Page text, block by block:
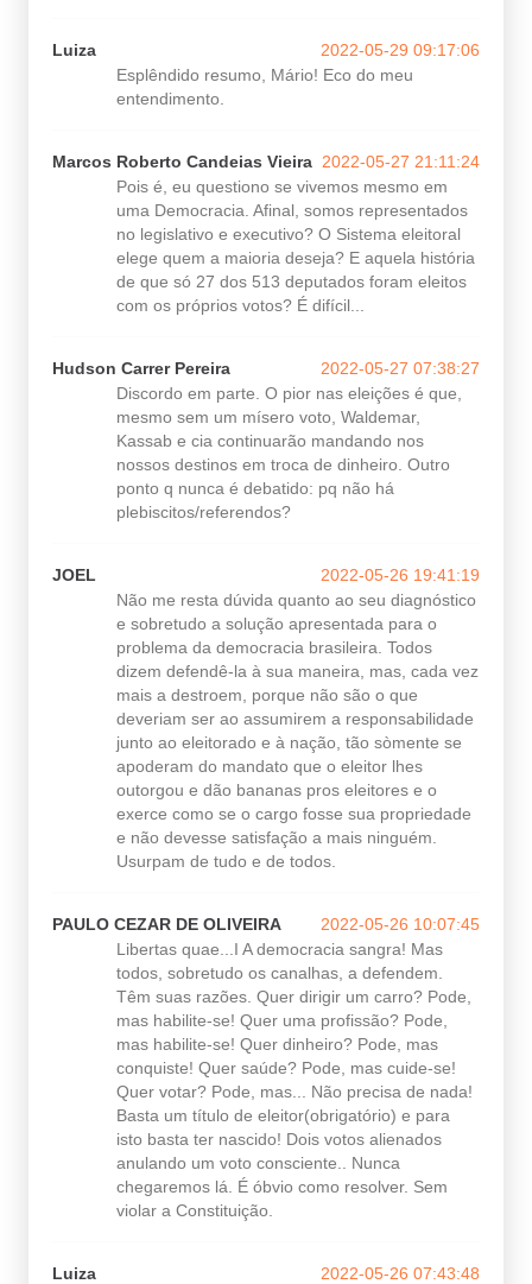
Luiza
2022-05-29 09:17:06
Esplêndido resumo, Mário! Eco do meu
entendimento.
Marcos Roberto Candeias Vieira 2022-05-27 21:11:24
Pois é, eu questiono se vivemos mesmo em
uma Democracia. Afinal, somos representados
no legislativo e executivo? O Sistema eleitoral
elege quem a maioria deseja? E aquela história
de que só 27 dos 513 deputados foram eleitos
com os próprios votos? É difícil...
Hudson Carrer Pereira
2022-05-27 07:38:27
Discordo em parte. O pior nas eleições é que,
mesmo sem um mísero voto, Waldemar,
Kassab e cia continuarão mandando nos
nossos destinos em troca de dinheiro. Outro
ponto q nunca é debatido: pq não há
plebiscitos/referendos?
JOEL
2022-05-26 19:41:19
Não me resta dúvida quanto ao seu diagnóstico
e sobretudo a solução apresentada para o
problema da democracia brasileira. Todos
dizem defendê-la à sua maneira, mas, cada vez
mais a destroem, porque não são o que
deveriam ser ao assumirem a responsabilidade
junto ao eleitorado e à nação, tão sòmente se
apoderam do mandato que o eleitor lhes
outorgou e dão bananas pros eleitores e o
exerce como se o cargo fosse sua propriedade
e não devesse satisfação a mais ninguém.
Usurpam de tudo e de todos.
PAULO CEZAR DE OLIVEIRA
2022-05-26 10:07:45
Libertas quae...I A democracia sangra! Mas
todos, sobretudo os canalhas, a defendem.
Têm suas razões. Quer dirigir um carro? Pode,
mas habilite-se! Quer uma profissão? Pode,
mas habilite-se! Quer dinheiro? Pode, mas
conquiste! Quer saúde? Pode, mas cuide-se!
Quer votar? Pode, mas... Não precisa de nada!
Basta um título de eleitor(obrigatório) e para
isto basta ter nascido! Dois votos alienados
anulando um voto consciente.. Nunca
chegaremos lá. É óbvio como resolver. Sem
violar a Constituição.
Luiza
2022-05-26 07:43:48